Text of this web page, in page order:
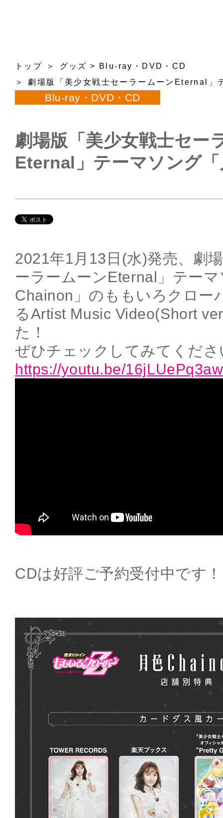
トップ グッズ >
Blu-ray・DVD・CD
劇場版「美少女戦士セーラームーンEternal」
Blu-ray・DVD・CD
劇場版「美少女戦士セー
Eternal」テーマソング
2021年1月13日(水)発売、劇
ーラームーンEternal」テー
Chainon」のももいろクロー
るArtist Music Video(Short
た！
ぜひチェックしてみてくださ
https://youtu.be/16jLUePq3aw
CDは好評ご予約受付中です！